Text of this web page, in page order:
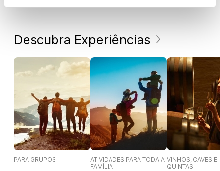
Descubra Experiências
PARA GRUPOS
ATIVIDADES PARA TODA A
FAMÍLIA
VINHOS, CAVES E
QUINTAS